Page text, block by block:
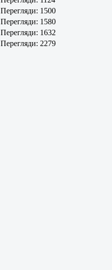
Перегляди: 1500
Перегляди: 1580
Перегляди: 1632
Перегляди: 2279